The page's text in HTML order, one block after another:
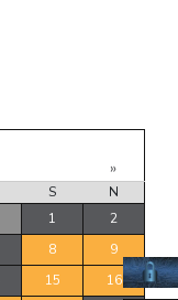
»
S
N
1
2
8
9
15 16